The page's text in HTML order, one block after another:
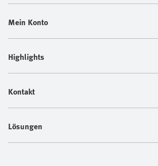
Mein Konto
Highlights
Kontakt
Lösungen